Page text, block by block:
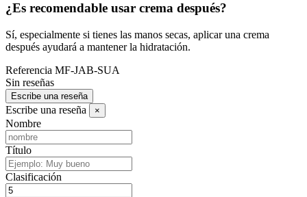
¿Es recomendable usar crema después?
Sí, especialmente si tienes las manos secas, aplicar una crema
después ayudará a mantener la hidratación.
Referencia MF-JAB-SUA
Sin reseñas
Escribe una reseña
Escribe una reseña ×
Nombre
Título
Clasificación